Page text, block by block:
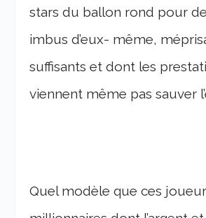
stars du ballon rond pour
imbus d’eux- même,
suffisants et dont les
viennent même pas sauver
Quel modèle que ces